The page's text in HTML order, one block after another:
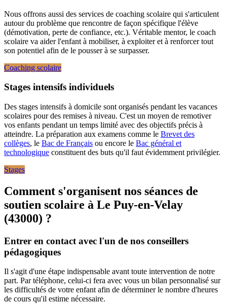
Nous offrons aussi des services de coaching scolaire qui s'articulent
autour du problème que rencontre de façon spécifique l'élève
(démotivation, perte de confiance, etc.). Véritable mentor, le coach
scolaire va aider l'enfant à mobiliser, à exploiter et à renforcer tout
son potentiel afin de le pousser à se surpasser.
Coaching scolaire
Stages intensifs individuels
Des stages intensifs à domicile sont organisés pendant les vacances
scolaires pour des remises à niveau. C'est un moyen de remotiver
vos enfants pendant un temps limité avec des objectifs précis à
atteindre. La préparation aux examens comme le Brevet des
collèges, le Bac de Français ou encore le Bac général et
technologique constituent des buts qu'il faut évidemment privilégier.
Stages
Comment s'organisent nos séances de
soutien scolaire à Le Puy-en-Velay
(43000) ?
Entrer en contact avec l'un de nos conseillers
pédagogiques
Il s'agit d'une étape indispensable avant toute intervention de notre
part. Par téléphone, celui-ci fera avec vous un bilan personnalisé sur
les difficultés de votre enfant afin de déterminer le nombre d'heures
de cours qu'il estime nécessaire.